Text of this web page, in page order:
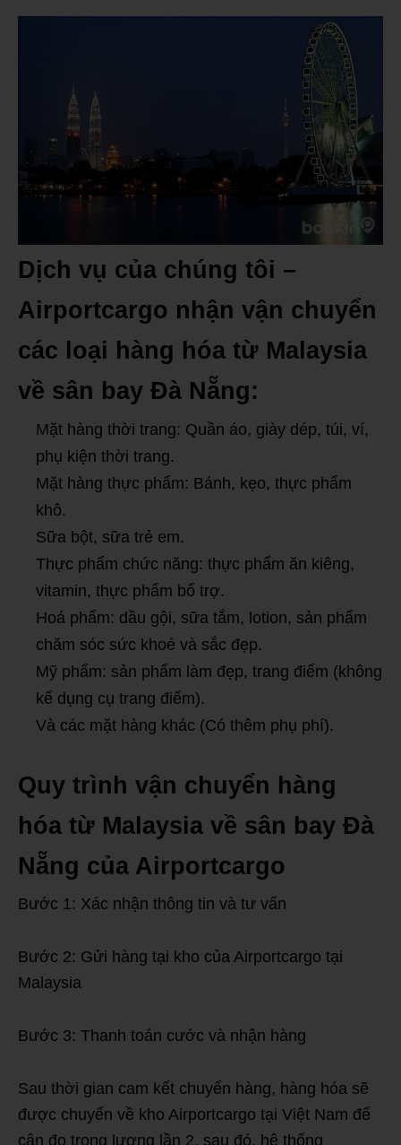
Dịch vụ của chúng tôi –
Airportcargo nhận vận chuyển
các loại hàng hóa từ Malaysia
về sân bay Đà Nẵng:
Mặt hàng thời trang: Quần áo, giày dép, túi, ví,
phụ kiện thời trang.
Mặt hàng thực phẩm: Bánh, kẹo, thực phẩm
khô.
Sữa bột, sữa trẻ em.
Thực phẩm chức năng: thực phẩm ăn kiêng,
vitamin, thực phẩm bổ trợ.
Hoá phẩm: dầu gội, sữa tắm, lotion, sản phẩm
chăm sóc sức khoẻ và sắc đẹp.
Mỹ phẩm: sản phẩm làm đẹp, trang điểm (không
kể dụng cụ trang điểm).
Và các mặt hàng khác (Có thêm phụ phí).
Quy trình vận chuyển hàng
hóa từ Malaysia về sân bay Đà
Nẵng của Airportcargo
Bước 1: Xác nhận thông tin và tư vấn
Bước 2: Gửi hàng tại kho của Airportcargo tại
Malaysia
Bước 3: Thanh toán cước và nhận hàng
Sau thời gian cam kết chuyển hàng, hàng hóa sẽ
được chuyển về kho Airportcargo tại Việt Nam để
cân đo trọng lượng lần 2, sau đó, hệ thống